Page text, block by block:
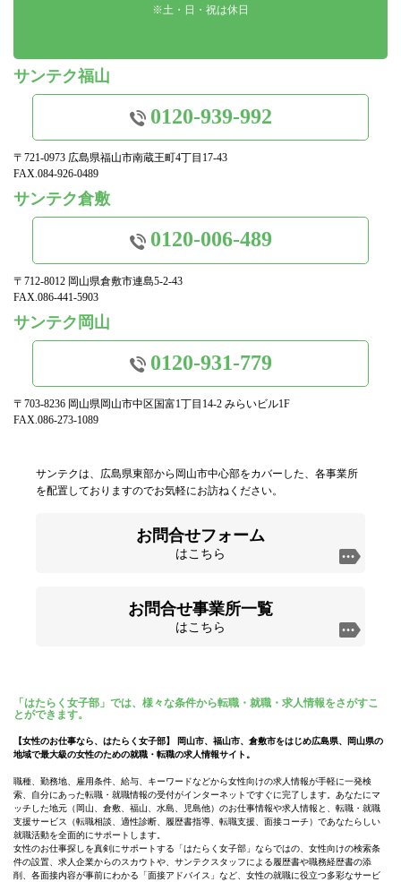
※土・日・祝は休日
サンテク福山
0120-939-992
〒721-0973 広島県福山市南蔵王町4丁目17-43
FAX.084-926-0489
サンテク倉敷
0120-006-489
〒712-8012 岡山県倉敷市連島5-2-43
FAX.086-441-5903
サンテク岡山
0120-931-779
〒703-8236 岡山県岡山市中区国富1丁目14-2 みらいビル1F
FAX.086-273-1089
サンテクは、広島県東部から岡山市中心部をカバーした、各事業所
を配置しておりますのでお気軽にお訪ねください。
お問合せフォーム
はこちら
お問合せ事業所一覧
はこちら
「はたらく女子部」では、様々な条件から転職・就職・求人情報をさがすこ
とができます。
【女性のお仕事なら、はたらく女子部】 岡山市、福山市、倉敷市をはじめ広島県、岡山県の
地域で最大級の女性のための就職・転職の求人情報サイト。
職種、勤務地、雇用条件、給与、キーワードなどから女性向けの求人情報が手軽に一発検
索、自分にあった転職・就職情報の受付がインターネットですぐに完了します。あなたにマ
ッチした地元（岡山、倉敷、福山、水島、児島他）のお仕事情報や求人情報と、転職・就職
支援サービス（転職相談、適性診断、履歴書指導、転職支援、面接コーチ）であなたらしい
就職活動を全面的にサポートします。
女性のお仕事探しを真剣にサポートする「はたらく女子部」ならではの、女性向けの検索条
件の設置、求人企業からのスカウトや、サンテクスタッフによる履歴書や職務経歴書の添
削、各面接内容が事前にわかる「面接アドバイス」など、女性の就職に役立つ多彩なサービ